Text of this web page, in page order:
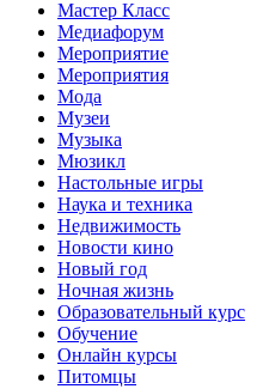
Мастер Класс
Медиафорум
Мероприятие
Мероприятия
Мода
Музеи
Музыка
Мюзикл
Настольные игры
Наука и техника
Недвижимость
Новости кино
Новый год
Ночная жизнь
Образовательный курс
Обучение
Онлайн курсы
Питомцы